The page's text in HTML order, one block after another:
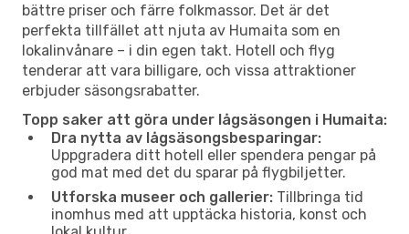
bättre priser och färre folkmassor. Det är det
perfekta tillfället att njuta av Humaita som en
lokalinvånare – i din egen takt. Hotell och flyg
tenderar att vara billigare, och vissa attraktioner
erbjuder säsongsrabatter.
Topp saker att göra under lågsäsongen i Humaita:
Dra nytta av lågsäsongsbesparingar:
Uppgradera ditt hotell eller spendera pengar på
god mat med det du sparar på flygbiljetter.
Utforska museer och gallerier: Tillbringa tid
inomhus med att upptäcka historia, konst och